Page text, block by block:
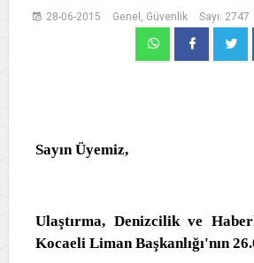
28-06-2015 Genel, Güvenlik Sayı: 2747
Sayın Üyemiz,
Ulaştırma, Denizcilik ve
Kocaeli Liman Başkanlığı'nın